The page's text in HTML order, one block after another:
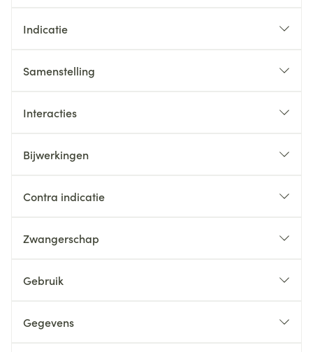
Indicatie
Samenstelling
Interacties
Bijwerkingen
Contra indicatie
Zwangerschap
Gebruik
Gegevens